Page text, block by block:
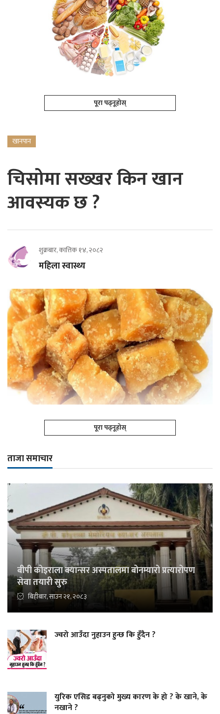
पूरा पढ्नूहोस्
खानपान
चिसोमा सख्खर किन खान
आवस्यक छ ?
शुक्रबार, कात्तिक १४, २०८२
महिला स्वास्थ्य
पूरा पढ्नूहोस्
ताजा समाचार
बीपी कोइराला क्यान्सर अस्पतालमा बोनम्यारो प्रत्यारोपण
सेवा तयारी सुरु
बिहीबार, साउन २१, २०८३
ज्वरो आउँदा नुहाउन हुन्छ कि हुँदैन ?
युरिक एसिड बढ्नुको मुख्य कारण के हो ? के खाने, के
नखाने ?